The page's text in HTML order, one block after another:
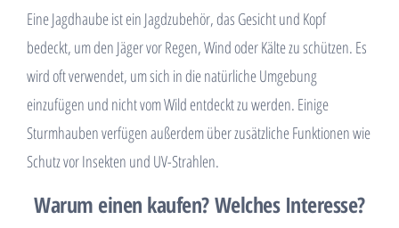
Eine Jagdhaube ist ein Jagdzubehör, das Gesicht und Kopf
bedeckt, um den Jäger vor Regen, Wind oder Kälte zu schützen. Es
wird oft verwendet, um sich in die natürliche Umgebung
einzufügen und nicht vom Wild entdeckt zu werden. Einige
Sturmhauben verfügen außerdem über zusätzliche Funktionen wie
Schutz vor Insekten und UV-Strahlen.
Warum einen kaufen? Welches Interesse?